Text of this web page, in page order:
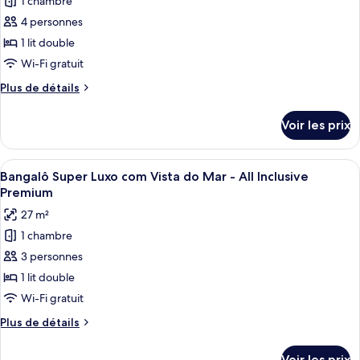
photos
pour
ce
type
chambre :
4 personnes
1 lit double
Wi-Fi gratuit
Plus de détails
Plus
le
type
de
chambre
Voir les prix
Afficher
toutes
les
photos
pour
ce
type
de
chambre :
Bangalô
Une chambre d’hôtel avec un
10
Bangalô Super Luxo com Vista do Mar - All Inclusive
Premium
27 m²
1 chambre
3 personnes
1 lit double
Wi-Fi gratuit
Plus de détails
Plus